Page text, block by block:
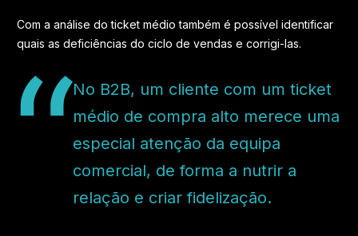
Com a análise do ticket médio também é possível identificar
quais as deficiências do ciclo de vendas e corrigi-las.
No B2B, um cliente com um ticket
médio de compra alto merece uma
especial atenção da equipa
comercial, de forma a nutrir a
relação e criar fidelização.